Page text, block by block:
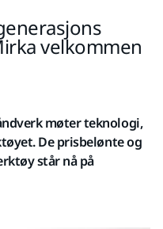
velkommen
møter teknologi,
De prisbelønte og
står nå på